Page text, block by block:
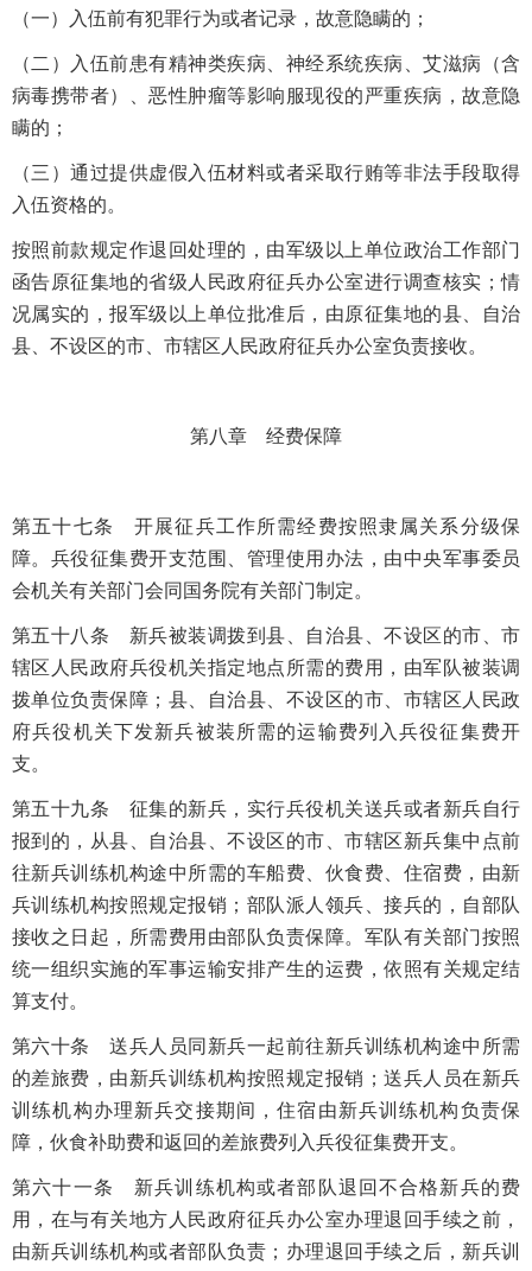
（一）入伍前有犯罪行为或者记录，故意隐瞒的；
（二）入伍前患有精神类疾病、神经系统疾病、艾滋病（含
病毒携带者）、恶性肿瘤等影响服现役的严重疾病，故意隐
瞒的；
（三）通过提供虚假入伍材料或者采取行贿等非法手段取得
入伍资格的。
按照前款规定作退回处理的，由军级以上单位政治工作部门
函告原征集地的省级人民政府征兵办公室进行调查核实；情
况属实的，报军级以上单位批准后，由原征集地的县、自治
县、不设区的市、市辖区人民政府征兵办公室负责接收。
第八章 经费保障
第五十七条 开展征兵工作所需经费按照隶属关系分级保
障。兵役征集费开支范围、管理使用办法，由中央军事委员
会机关有关部门会同国务院有关部门制定。
第五十八条 新兵被装调拨到县、自治县、不设区的市、市
辖区人民政府兵役机关指定地点所需的费用，由军队被装调
拨单位负责保障；县、自治县、不设区的市、市辖区人民政
府兵役机关下发新兵被装所需的运输费列入兵役征集费开
支。
第五十九条 征集的新兵，实行兵役机关送兵或者新兵自行
报到的，从县、自治县、不设区的市、市辖区新兵集中点前
往新兵训练机构途中所需的车船费、伙食费、住宿费，由新
兵训练机构按照规定报销；部队派人领兵、接兵的，自部队
接收之日起，所需费用由部队负责保障。军队有关部门按照
统一组织实施的军事运输安排产生的运费，依照有关规定结
算支付。
第六十条 送兵人员同新兵一起前往新兵训练机构途中所需
的差旅费，由新兵训练机构按照规定报销；送兵人员在新兵
训练机构办理新兵交接期间，住宿由新兵训练机构负责保
障，伙食补助费和返回的差旅费列入兵役征集费开支。
第六十一条 新兵训练机构或者部队退回不合格新兵的费
用，在与有关地方人民政府征兵办公室办理退回手续之前，
由新兵训练机构或者部队负责；办理退回手续之后，新兵训